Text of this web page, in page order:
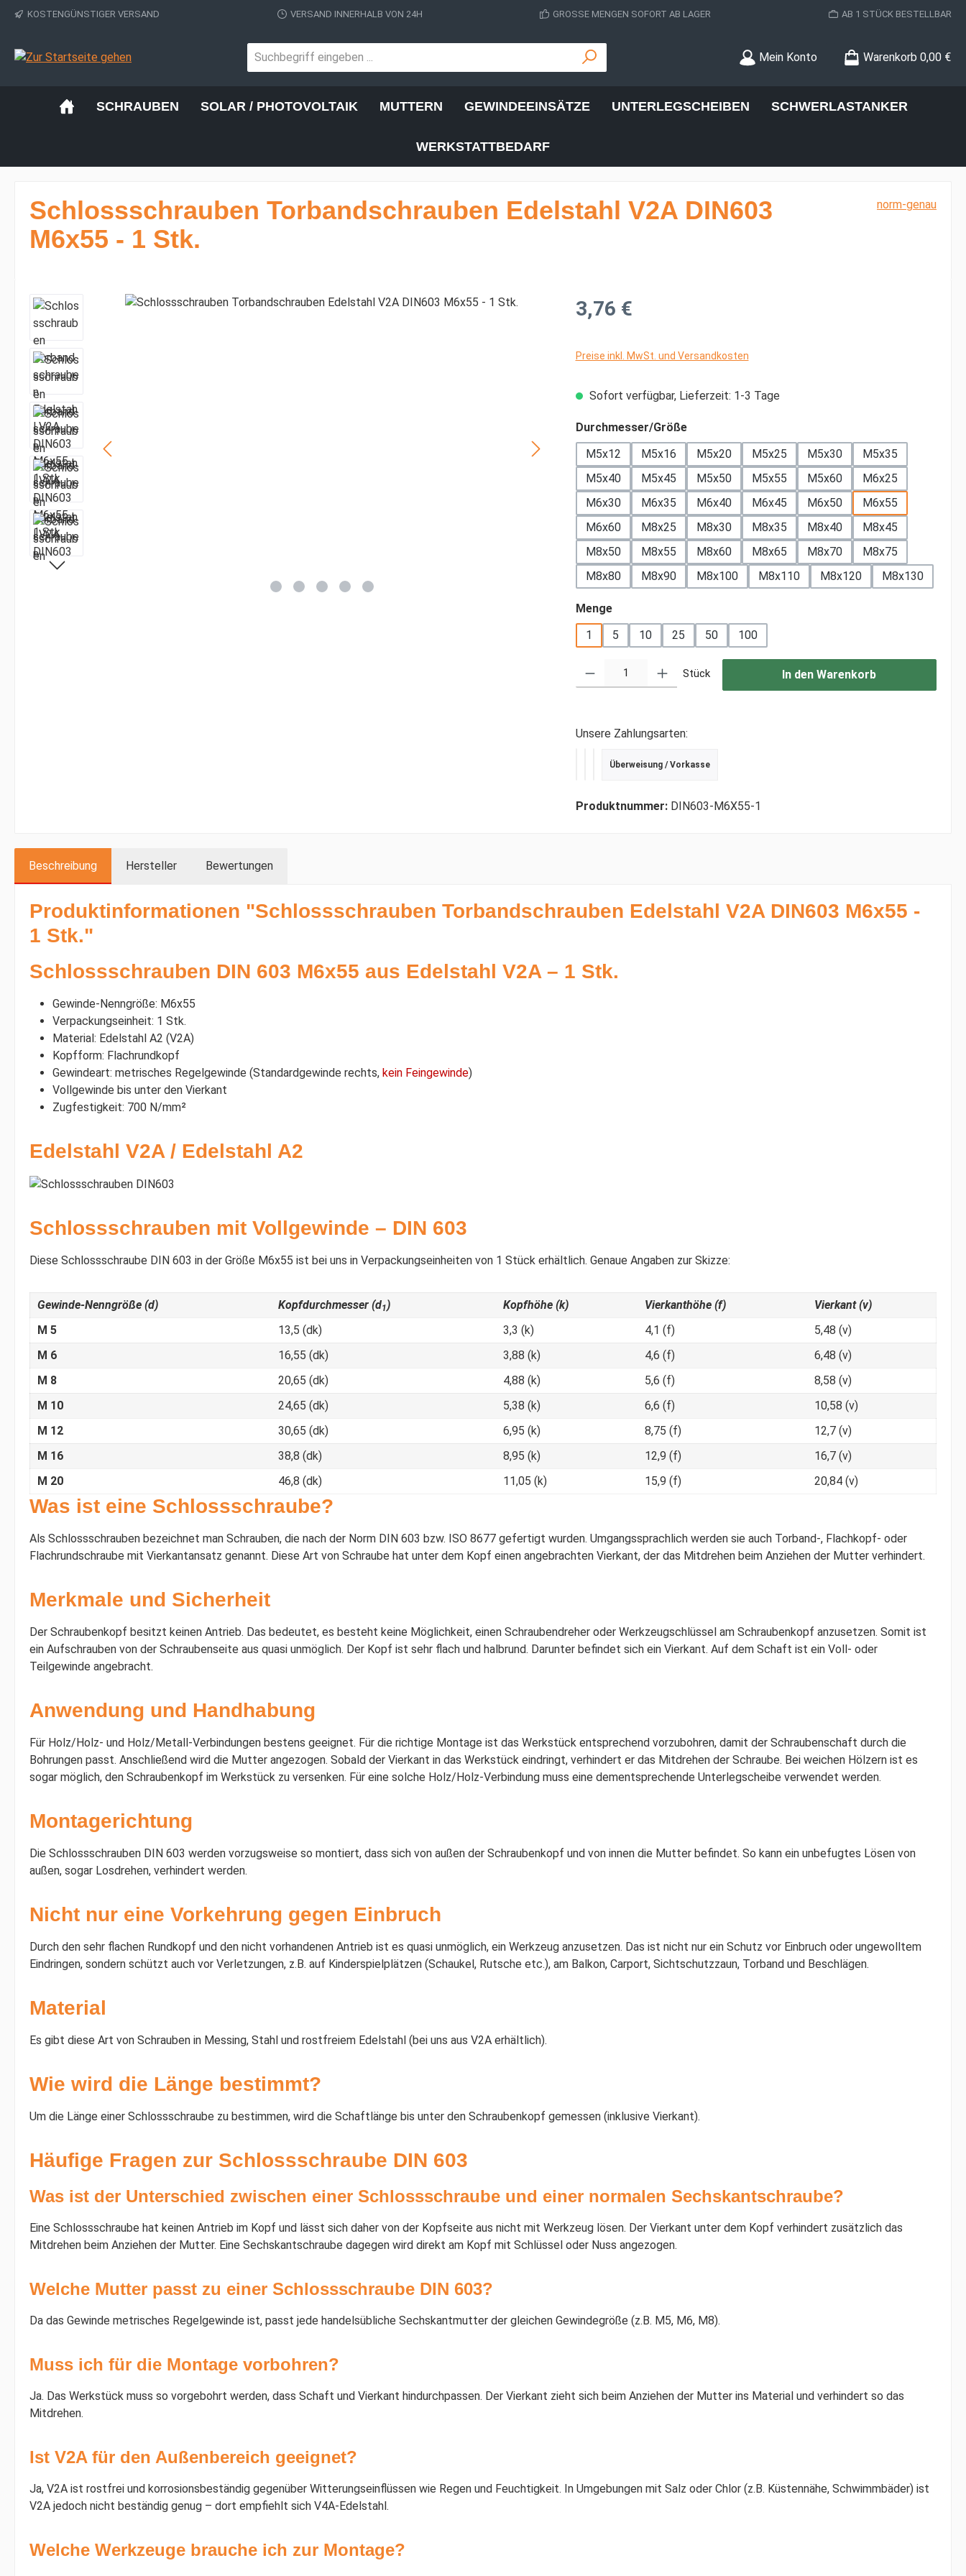
Hauptinhalt springen
Zur Suche springen
Zur Hauptnavigation springen
KOSTENGÜNSTIGER VERSAND VERSAND INNERHALB VON 24H GROSSE MENGEN SOFORT AB LAGER AB 1 STÜCK BESTELLBAR
Mein Konto Warenkorb 0,00 €
SCHRAUBEN SOLAR / PHOTOVOLTAIK MUTTERN GEWINDEEINSÄTZE UNTERLEGSCHEIBEN SCHWERLASTANKER
WERKSTATTBEDARF
Schlossschrauben Torbandschrauben Edelstahl V2A DIN603
M6x55 - 1 Stk.
norm-genau
Bildergalerie überspringen Regulärer Preis:
3,76 €
Preise inkl. MwSt. und Versandkosten
Sofort verfügbar, Lieferzeit: 1-3 Tage
Durchmesser/Größeauswählen
M5x12
M5x16 M5x20 M5x25 M5x30
M5x35
M5x40
M5x45 M5x50 M5x55 M5x60
M6x25
M6x30
M6x35 M6x40 M6x45 M6x50
M6x55
M6x60
M8x25 M8x30 M8x35 M8x40
M8x45
M8x50
M8x55 M8x60 M8x65 M8x70
M8x75
M8x80
M8x90 M8x100 M8x110 M8x120 M8x130
Mengeauswählen
1
5 10 25 50 100
Stück In den Warenkorb
Unsere Zahlungsarten:
Überweisung / Vorkasse
Produktnummer: DIN603-M6X55-1
Beschreibung Hersteller Bewertungen
Produktinformationen "Schlossschrauben Torbandschrauben Edelstahl V2A DIN603 M6x55 -
1 Stk."
Schlossschrauben DIN 603 M6x55 aus Edelstahl V2A – 1 Stk.
Gewinde-Nenngröße: M6x55
Verpackungseinheit: 1 Stk.
Material: Edelstahl A2 (V2A)
Kopfform: Flachrundkopf
Gewindeart: metrisches Regelgewinde (Standardgewinde rechts, kein Feingewinde)
Vollgewinde bis unter den Vierkant
Zugfestigkeit: 700 N/mm²
Edelstahl V2A / Edelstahl A2
Schlossschrauben mit Vollgewinde – DIN 603
Diese Schlossschraube DIN 603 in der Größe M6x55 ist bei uns in Verpackungseinheiten von 1 Stück erhältlich. Genaue Angaben zur Skizze:
Gewinde-Nenngröße (d) Kopfdurchmesser (d1) Kopfhöhe (k) Vierkanthöhe (f)
Vierkant (v)
M 5
13,5 (dk) 3,3 (k) 4,1 (f)
5,48 (v)
M 6
16,55 (dk) 3,88 (k) 4,6 (f)
6,48 (v)
M 8
20,65 (dk) 4,88 (k) 5,6 (f)
8,58 (v)
M 10
24,65 (dk) 5,38 (k) 6,6 (f)
10,58 (v)
M 12
30,65 (dk) 6,95 (k) 8,75 (f)
12,7 (v)
M 16
38,8 (dk) 8,95 (k) 12,9 (f)
16,7 (v)
M 20
46,8 (dk) 11,05 (k) 15,9 (f) 20,84 (v)
Was ist eine Schlossschraube?
Als Schlossschrauben bezeichnet man Schrauben, die nach der Norm DIN 603 bzw. ISO 8677 gefertigt wurden. Umgangssprachlich werden sie auch Torband-, Flachkopf- oder
Flachrundschraube mit Vierkantansatz genannt. Diese Art von Schraube hat unter dem Kopf einen angebrachten Vierkant, der das Mitdrehen beim Anziehen der Mutter verhindert.
Merkmale und Sicherheit
Der Schraubenkopf besitzt keinen Antrieb. Das bedeutet, es besteht keine Möglichkeit, einen Schraubendreher oder Werkzeugschlüssel am Schraubenkopf anzusetzen. Somit ist
ein Aufschrauben von der Schraubenseite aus quasi unmöglich. Der Kopf ist sehr flach und halbrund. Darunter befindet sich ein Vierkant. Auf dem Schaft ist ein Voll- oder
Teilgewinde angebracht.
Anwendung und Handhabung
Für Holz/Holz- und Holz/Metall-Verbindungen bestens geeignet. Für die richtige Montage ist das Werkstück entsprechend vorzubohren, damit der Schraubenschaft durch die
Bohrungen passt. Anschließend wird die Mutter angezogen. Sobald der Vierkant in das Werkstück eindringt, verhindert er das Mitdrehen der Schraube. Bei weichen Hölzern ist es
sogar möglich, den Schraubenkopf im Werkstück zu versenken. Für eine solche Holz/Holz-Verbindung muss eine dementsprechende Unterlegscheibe verwendet werden.
Montagerichtung
Die Schlossschrauben DIN 603 werden vorzugsweise so montiert, dass sich von außen der Schraubenkopf und von innen die Mutter befindet. So kann ein unbefugtes Lösen von
außen, sogar Losdrehen, verhindert werden.
Nicht nur eine Vorkehrung gegen Einbruch
Durch den sehr flachen Rundkopf und den nicht vorhandenen Antrieb ist es quasi unmöglich, ein Werkzeug anzusetzen. Das ist nicht nur ein Schutz vor Einbruch oder ungewolltem
Eindringen, sondern schützt auch vor Verletzungen, z.B. auf Kinderspielplätzen (Schaukel, Rutsche etc.), am Balkon, Carport, Sichtschutzzaun, Torband und Beschlägen.
Material
Es gibt diese Art von Schrauben in Messing, Stahl und rostfreiem Edelstahl (bei uns aus V2A erhältlich).
Wie wird die Länge bestimmt?
Um die Länge einer Schlossschraube zu bestimmen, wird die Schaftlänge bis unter den Schraubenkopf gemessen (inklusive Vierkant).
Häufige Fragen zur Schlossschraube DIN 603
Was ist der Unterschied zwischen einer Schlossschraube und einer normalen Sechskantschraube?
Eine Schlossschraube hat keinen Antrieb im Kopf und lässt sich daher von der Kopfseite aus nicht mit Werkzeug lösen. Der Vierkant unter dem Kopf verhindert zusätzlich das
Mitdrehen beim Anziehen der Mutter. Eine Sechskantschraube dagegen wird direkt am Kopf mit Schlüssel oder Nuss angezogen.
Welche Mutter passt zu einer Schlossschraube DIN 603?
Da das Gewinde metrisches Regelgewinde ist, passt jede handelsübliche Sechskantmutter der gleichen Gewindegröße (z.B. M5, M6, M8).
Muss ich für die Montage vorbohren?
Ja. Das Werkstück muss so vorgebohrt werden, dass Schaft und Vierkant hindurchpassen. Der Vierkant zieht sich beim Anziehen der Mutter ins Material und verhindert so das
Mitdrehen.
Ist V2A für den Außenbereich geeignet?
Ja, V2A ist rostfrei und korrosionsbeständig gegenüber Witterungseinflüssen wie Regen und Feuchtigkeit. In Umgebungen mit Salz oder Chlor (z.B. Küstennähe, Schwimmbäder) ist
V2A jedoch nicht beständig genug – dort empfiehlt sich V4A-Edelstahl.
Welche Werkzeuge brauche ich zur Montage?